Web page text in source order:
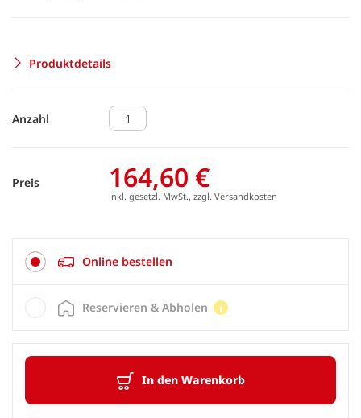
Produktdetails
Anzahl
Preis 164,60 €
inkl. gesetzl. MwSt., zzgl. Versandkosten
Online bestellen
In den Warenkorb
Reservieren & Abholen